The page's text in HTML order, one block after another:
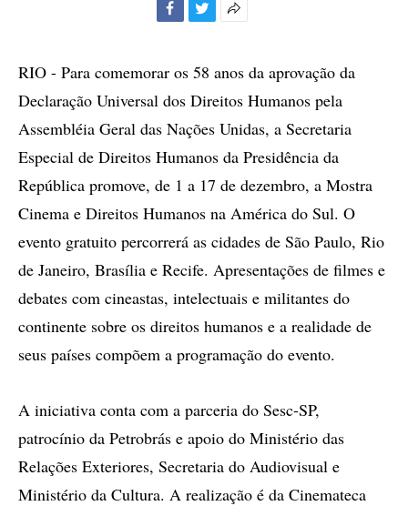
compartilhamento
RIO - Para comemorar os 58 anos da aprovação da
Declaração Universal dos Direitos Humanos pela
Assembléia Geral das Nações Unidas, a Secretaria
Especial de Direitos Humanos da Presidência da
República promove, de 1 a 17 de dezembro, a Mostra
Cinema e Direitos Humanos na América do Sul. O
evento gratuito percorrerá as cidades de São Paulo, Rio
de Janeiro, Brasília e Recife. Apresentações de filmes e
debates com cineastas, intelectuais e militantes do
continente sobre os direitos humanos e a realidade de
seus países compõem a programação do evento.
A iniciativa conta com a parceria do Sesc-SP,
patrocínio da Petrobrás e apoio do Ministério das
Relações Exteriores, Secretaria do Audiovisual e
Ministério da Cultura. A realização é da Cinemateca